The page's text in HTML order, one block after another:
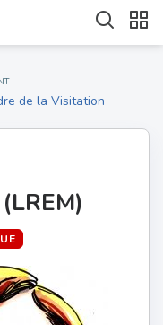
de la Visitation